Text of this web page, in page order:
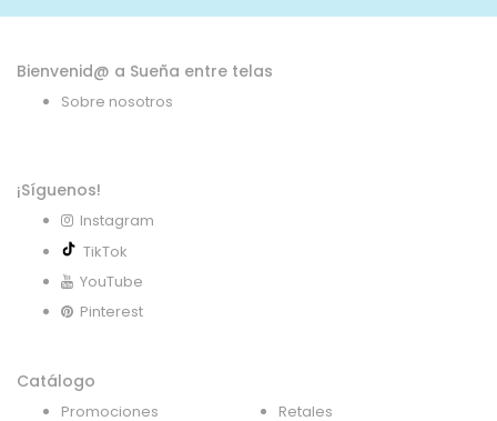
Bienvenid@ a Sueña entre telas
Sobre nosotros
¡Síguenos!
Instagram
TikTok
YouTube
Pinterest
Catálogo
Promociones Retales